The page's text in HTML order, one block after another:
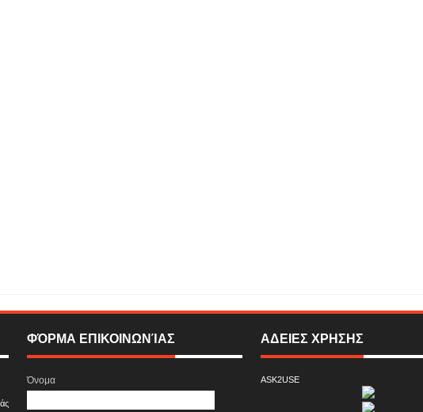
ΦΌΡΜΑ ΕΠΙΚΟΙΝΩΝΊΑΣ
Όνομα
ΑΔΕΙΕΣ ΧΡΗΣΗΣ
ASK2USE